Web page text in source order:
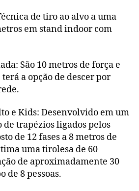
de tiro ao alvo a uma
em stand indoor com
São 10 metros de força e
a opção de descer por
e Kids: Desenvolvido em um
trapézios ligados pelos
de 12 fases a 8 metros de
uma tirolesa de 60
de aproximadamente 30
de 8 pessoas.